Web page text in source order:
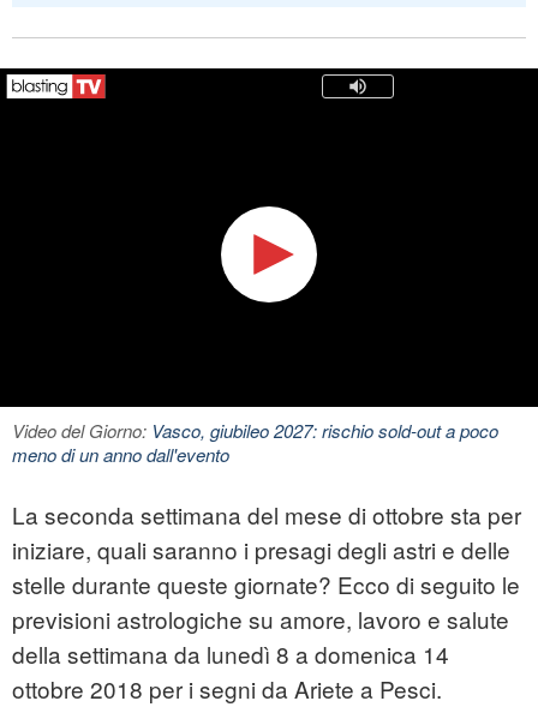
Video del Giorno: Vasco, giubileo 2027: rischio sold-out a poco
meno di un anno dall'evento
La seconda settimana del mese di ottobre sta per
iniziare, quali saranno i presagi degli astri e delle
stelle durante queste giornate? Ecco di seguito le
previsioni astrologiche su amore, lavoro e salute
della settimana da lunedì 8 a domenica 14
ottobre 2018 per i segni da Ariete a Pesci.